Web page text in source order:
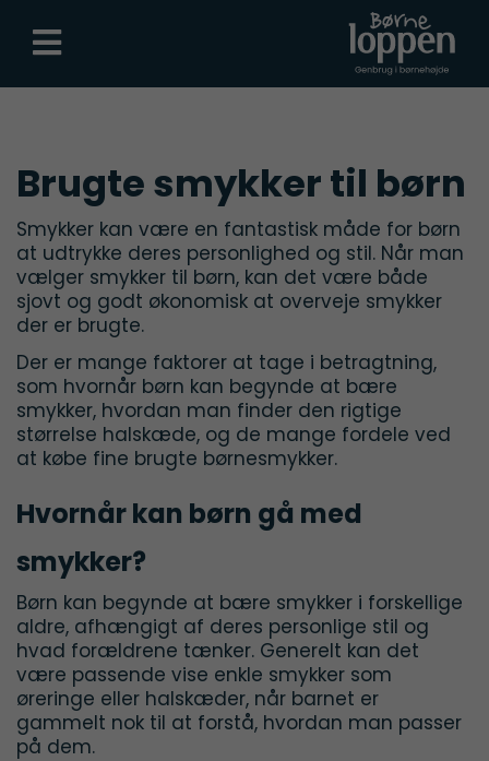
Brugte smykker til børn
Smykker kan være en fantastisk måde for børn
at udtrykke deres personlighed og stil. Når man
vælger smykker til børn, kan det være både
sjovt og godt økonomisk at overveje smykker
der er brugte.
Der er mange faktorer at tage i betragtning,
som hvornår børn kan begynde at bære
smykker, hvordan man finder den rigtige
størrelse halskæde, og de mange fordele ved
at købe fine brugte børnesmykker.
Hvornår kan børn gå med
smykker?
Børn kan begynde at bære smykker i forskellige
aldre, afhængigt af deres personlige stil og
hvad forældrene tænker. Generelt kan det
være passende vise enkle smykker som
øreringe eller halskæder, når barnet er
gammelt nok til at forstå, hvordan man passer
på dem.